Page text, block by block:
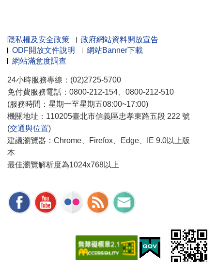
隱私權及安全政策
政府網站資料開放宣告
ODF開放文件說明
網站Banner下載
網站滿意度調查
24小時服務專線：(02)2725-5700
免付費服務電話：0800-212-154、0800-212-510
(服務時間：星期一至星期五08:00~17:00)
機關地址：110205臺北市信義區忠孝東路五段 222 號
(交通與位置)
建議瀏覽器：Chrome、Firefox、Edge、IE 9.0以上版
本
最佳瀏覽解析度為1024x768以上